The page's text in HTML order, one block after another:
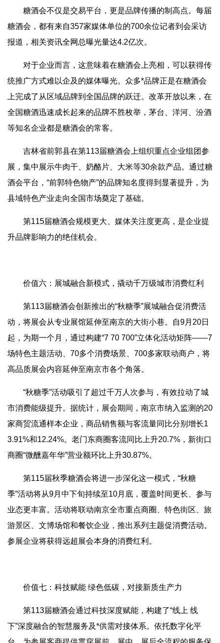
糖酒会不仅是交易平台，更是品牌传播的制高点。每届
糖酒会，都有来自357家媒体单位的700余位记者到会采访
报道，相关资讯全网总曝光量达4.2亿次。
对于企业而言，这意味着在糖酒会上亮相，可以获得传
统推广方式难以企及的媒体曝光。众多*品牌正是在糖酒会
上完成了从区域品牌到全国品牌的跃迁。改革开放以来，在
全国糖酒迅速成长起来的品牌不胜枚举，茅台、洋河、汾酒
等知名企业都是糖酒会的常客。
吉林省前郭县在第113届糖酒会上组织重点企业组团参
展，集中展示牛肉干、奶酪片、大米等30余款产品。通过糖
酒会平台，“前郭特色物产”的品牌知名度得到显著提升，为
县域特色产业走向全国市场奠定了基础。
第115届糖酒会规模更大、媒体关注度更高，是企业提
升品牌影响力的绝佳机会。
价值六：展城融合新模式，撬动千万级城市消费红利
第113届糖酒会创新推出的“秋糖季”展城融合促消费活
动，将展会从专业展馆延伸至南京的大街小巷。自9月20日
起，为期一个月，通过构建“7 70 700”立体化活动矩阵——7
场特色主题活动、70多个消费场景、700多家联动商户，将
高品质展会内容延伸至南京市各个角落。
“秋糖季”活动吸引了超过千万人次参与，有效拉动了城
市消费能级提升。据统计，展会期间，南京市纳入监测的20
家商贸流通样本企业，商品销售额与客流量同比分别增长1
3.91%和12.24%。老门东商圈客流同比上升20.7%，新街口
商圈“微醺嘉年华”营业额环比上升30.87%。
第115届秋季糖酒会将进一步深化这一模式，“秋糖
季”活动将从9月中下旬持续至10月底，覆盖时间更长、参与
业态更丰富。活动将联动南京全市重点商圈、特色街区、旅
游景区、文博场馆和餐饮企业，推出系列主题促消费活动。
参展企业将获得远超展会本身的消费红利。
价值七：科技赋能 绿色低碳，对接新质生产力
第113届糖酒会通过科技深度赋能，构建了“线上 线
下”深度融合的智慧服务及*供需对接体系。依托数字化平